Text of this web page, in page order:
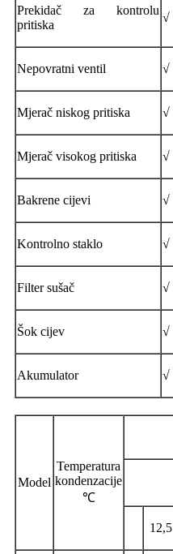
Prekidač za kontrolu
pritiska
√
Nepovratni ventil √
Mjerač niskog pritiska √
Mjerač visokog pritiska √
Bakrene cijevi √
Kontrolno staklo √
Filter sušač √
Šok cijev √
Akumulator √
Model
Temperatura
kondenzacije
℃
12,5